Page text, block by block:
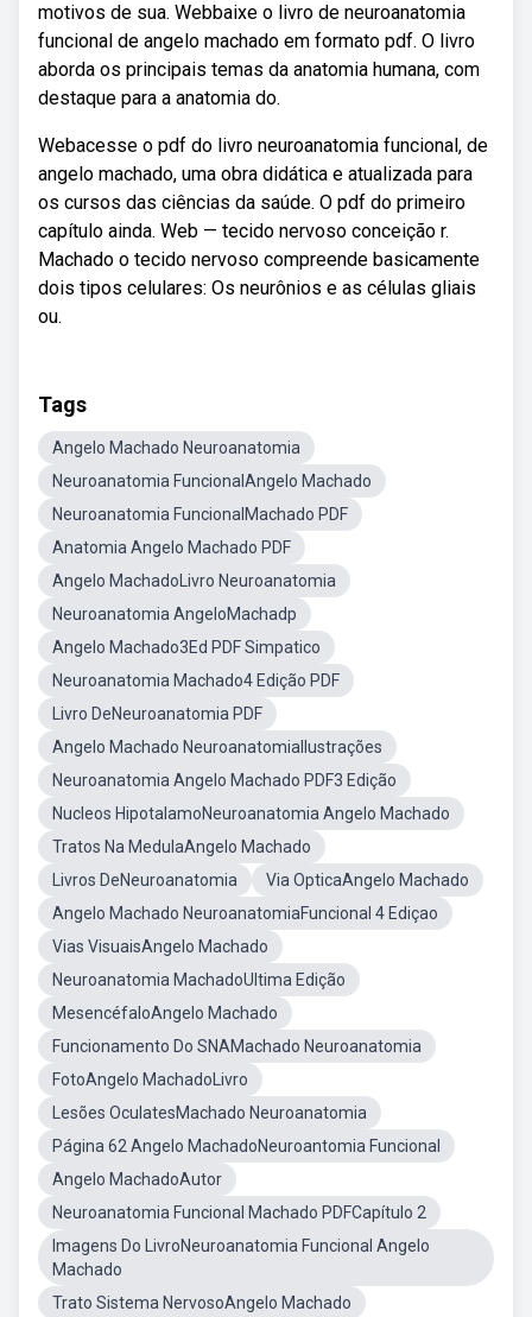
motivos de sua. Webbaixe o livro de neuroanatomia
funcional de angelo machado em formato pdf. O livro
aborda os principais temas da anatomia humana, com
destaque para a anatomia do.
Webacesse o pdf do livro neuroanatomia funcional, de
angelo machado, uma obra didática e atualizada para
os cursos das ciências da saúde. O pdf do primeiro
capítulo ainda. Web — tecido nervoso conceição r.
Machado o tecido nervoso compreende basicamente
dois tipos celulares: Os neurônios e as células gliais
ou.
Tags
Angelo Machado Neuroanatomia
Neuroanatomia FuncionalAngelo Machado
Neuroanatomia FuncionalMachado PDF
Anatomia Angelo Machado PDF
Angelo MachadoLivro Neuroanatomia
Neuroanatomia AngeloMachadp
Angelo Machado3Ed PDF Simpatico
Neuroanatomia Machado4 Edição PDF
Livro DeNeuroanatomia PDF
Angelo Machado NeuroanatomiaIlustrações
Neuroanatomia Angelo Machado PDF3 Edição
Nucleos HipotalamoNeuroanatomia Angelo Machado
Tratos Na MedulaAngelo Machado
Livros DeNeuroanatomia
Via OpticaAngelo Machado
Angelo Machado NeuroanatomiaFuncional 4 Ediçao
Vias VisuaisAngelo Machado
Neuroanatomia MachadoUltima Edição
MesencéfaloAngelo Machado
Funcionamento Do SNAMachado Neuroanatomia
FotoAngelo MachadoLivro
Lesões OculatesMachado Neuroanatomia
Página 62 Angelo MachadoNeuroantomia Funcional
Angelo MachadoAutor
Neuroanatomia Funcional Machado PDFCapítulo 2
Imagens Do LivroNeuroanatomia Funcional Angelo
Machado
Trato Sistema NervosoAngelo Machado